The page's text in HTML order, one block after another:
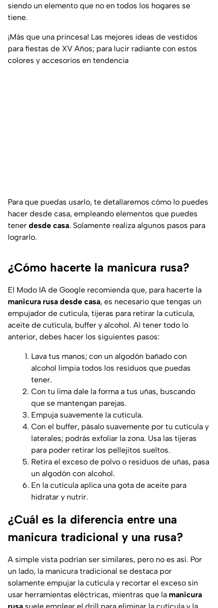
siendo un elemento que no en todos los hogares se
tiene.
¡Más que una princesa! Las mejores ideas de vestidos
para fiestas de XV Años; para lucir radiante con estos
colores y accesorios en tendencia
Para que puedas usarlo, te detallaremos cómo lo puedes
hacer desde casa, empleando elementos que puedes
tener desde casa. Solamente realiza algunos pasos para
lograrlo.
¿Cómo hacerte la manicura rusa?
El Modo IA de Google recomienda que, para hacerte la
manicura rusa desde casa, es necesario que tengas un
empujador de cutícula, tijeras para retirar la cutícula,
aceite de cutícula, buffer y alcohol. Al tener todo lo
anterior, debes hacer los siguientes pasos:
Lava tus manos; con un algodón bañado con
alcohol limpia todos los residuos que puedas
tener.
Con tu lima dale la forma a tus uñas, buscando
que se mantengan parejas.
Empuja suavemente la cutícula.
Con el buffer, pásalo suavemente por tu cutícula y
laterales; podrás exfoliar la zona. Usa las tijeras
para poder retirar los pellejitos sueltos.
Retira el exceso de polvo o residuos de uñas, pasa
un algodón con alcohol.
En la cutícula aplica una gota de aceite para
hidratar y nutrir.
¿Cuál es la diferencia entre una
manicura tradicional y una rusa?
A simple vista podrían ser similares, pero no es así. Por
un lado, la manicura tradicional se destaca por
solamente empujar la cutícula y recortar el exceso sin
usar herramientas eléctricas, mientras que la manicura
rusa suele emplear el drill para eliminar la cutícula y la